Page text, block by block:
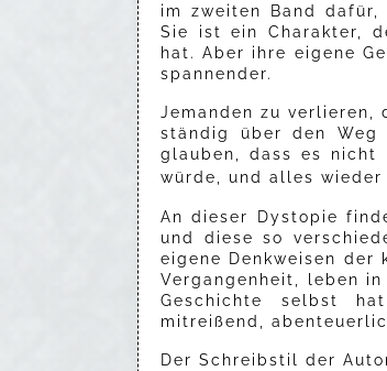
im zweiten Band
Sie ist ein Charakter,
hat. Aber ihre eigene
spannender.
Jemanden zu verlieren,
ständig über den Weg
glauben, dass es nicht
würde, und alles wieder
An dieser Dystopie
und diese so
eigene Denkweisen
Vergangenheit, leben
Geschichte selbst
mitreißend,
Der Schreibstil der